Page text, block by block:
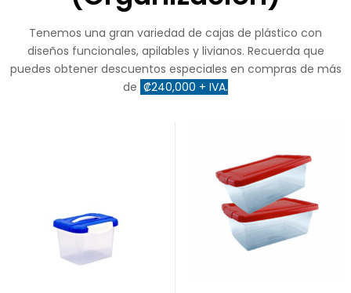
Tenemos una gran variedad de cajas de plástico con
diseños funcionales, apilables y livianos. Recuerda que
puedes obtener descuentos especiales en compras de más
de ₡240,000 + IVA.